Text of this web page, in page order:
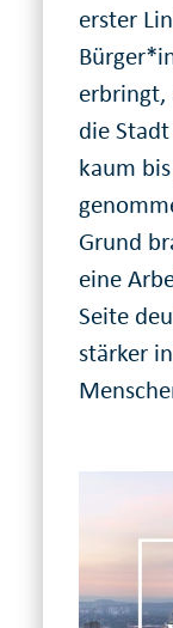
erster
erbringt,
die
kaum
Grund
eine
Seite
stärker